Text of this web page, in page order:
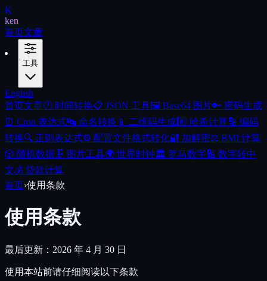
K
ken
首页文章
工具
English
首页文章🕐 时间转换📋 JSON 工具🖼️ Base64 图片🔑 密码生成
⏰ Cron 表达式🔤 命名转换 📱 二维码生成#️⃣ 哈希计算🔡 编码
转换🔍 正则表达式⚙️ 配置文件格式转化🔐 加解密⚖️ BMI 计算
🎲 随机数据 🗜️ 图片工具🌍 世界时钟🏛️ 罗马数字🔢 数字转中
文💰 贷款计算
首页›使用条款
使用条款
最后更新：2026 年 4 月 30 日
使用本站前请仔细阅读以下条款